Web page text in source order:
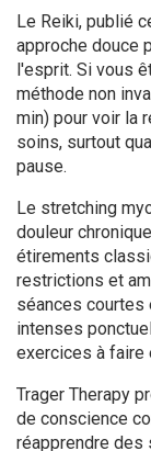
Le Reiki, publié
approche douce
l'esprit. Si vous
méthode non
min) pour voir la
soins, surtout
pause.
Le stretching
douleur
étirements
restrictions et
séances
intenses
exercices à faire
Trager Therapy
de conscience
réapprendre des